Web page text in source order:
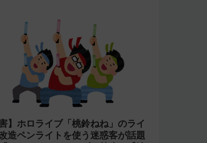
害】ホロライブ「桃鈴ねね」のライ
造ペンライトを使う迷惑客が話題